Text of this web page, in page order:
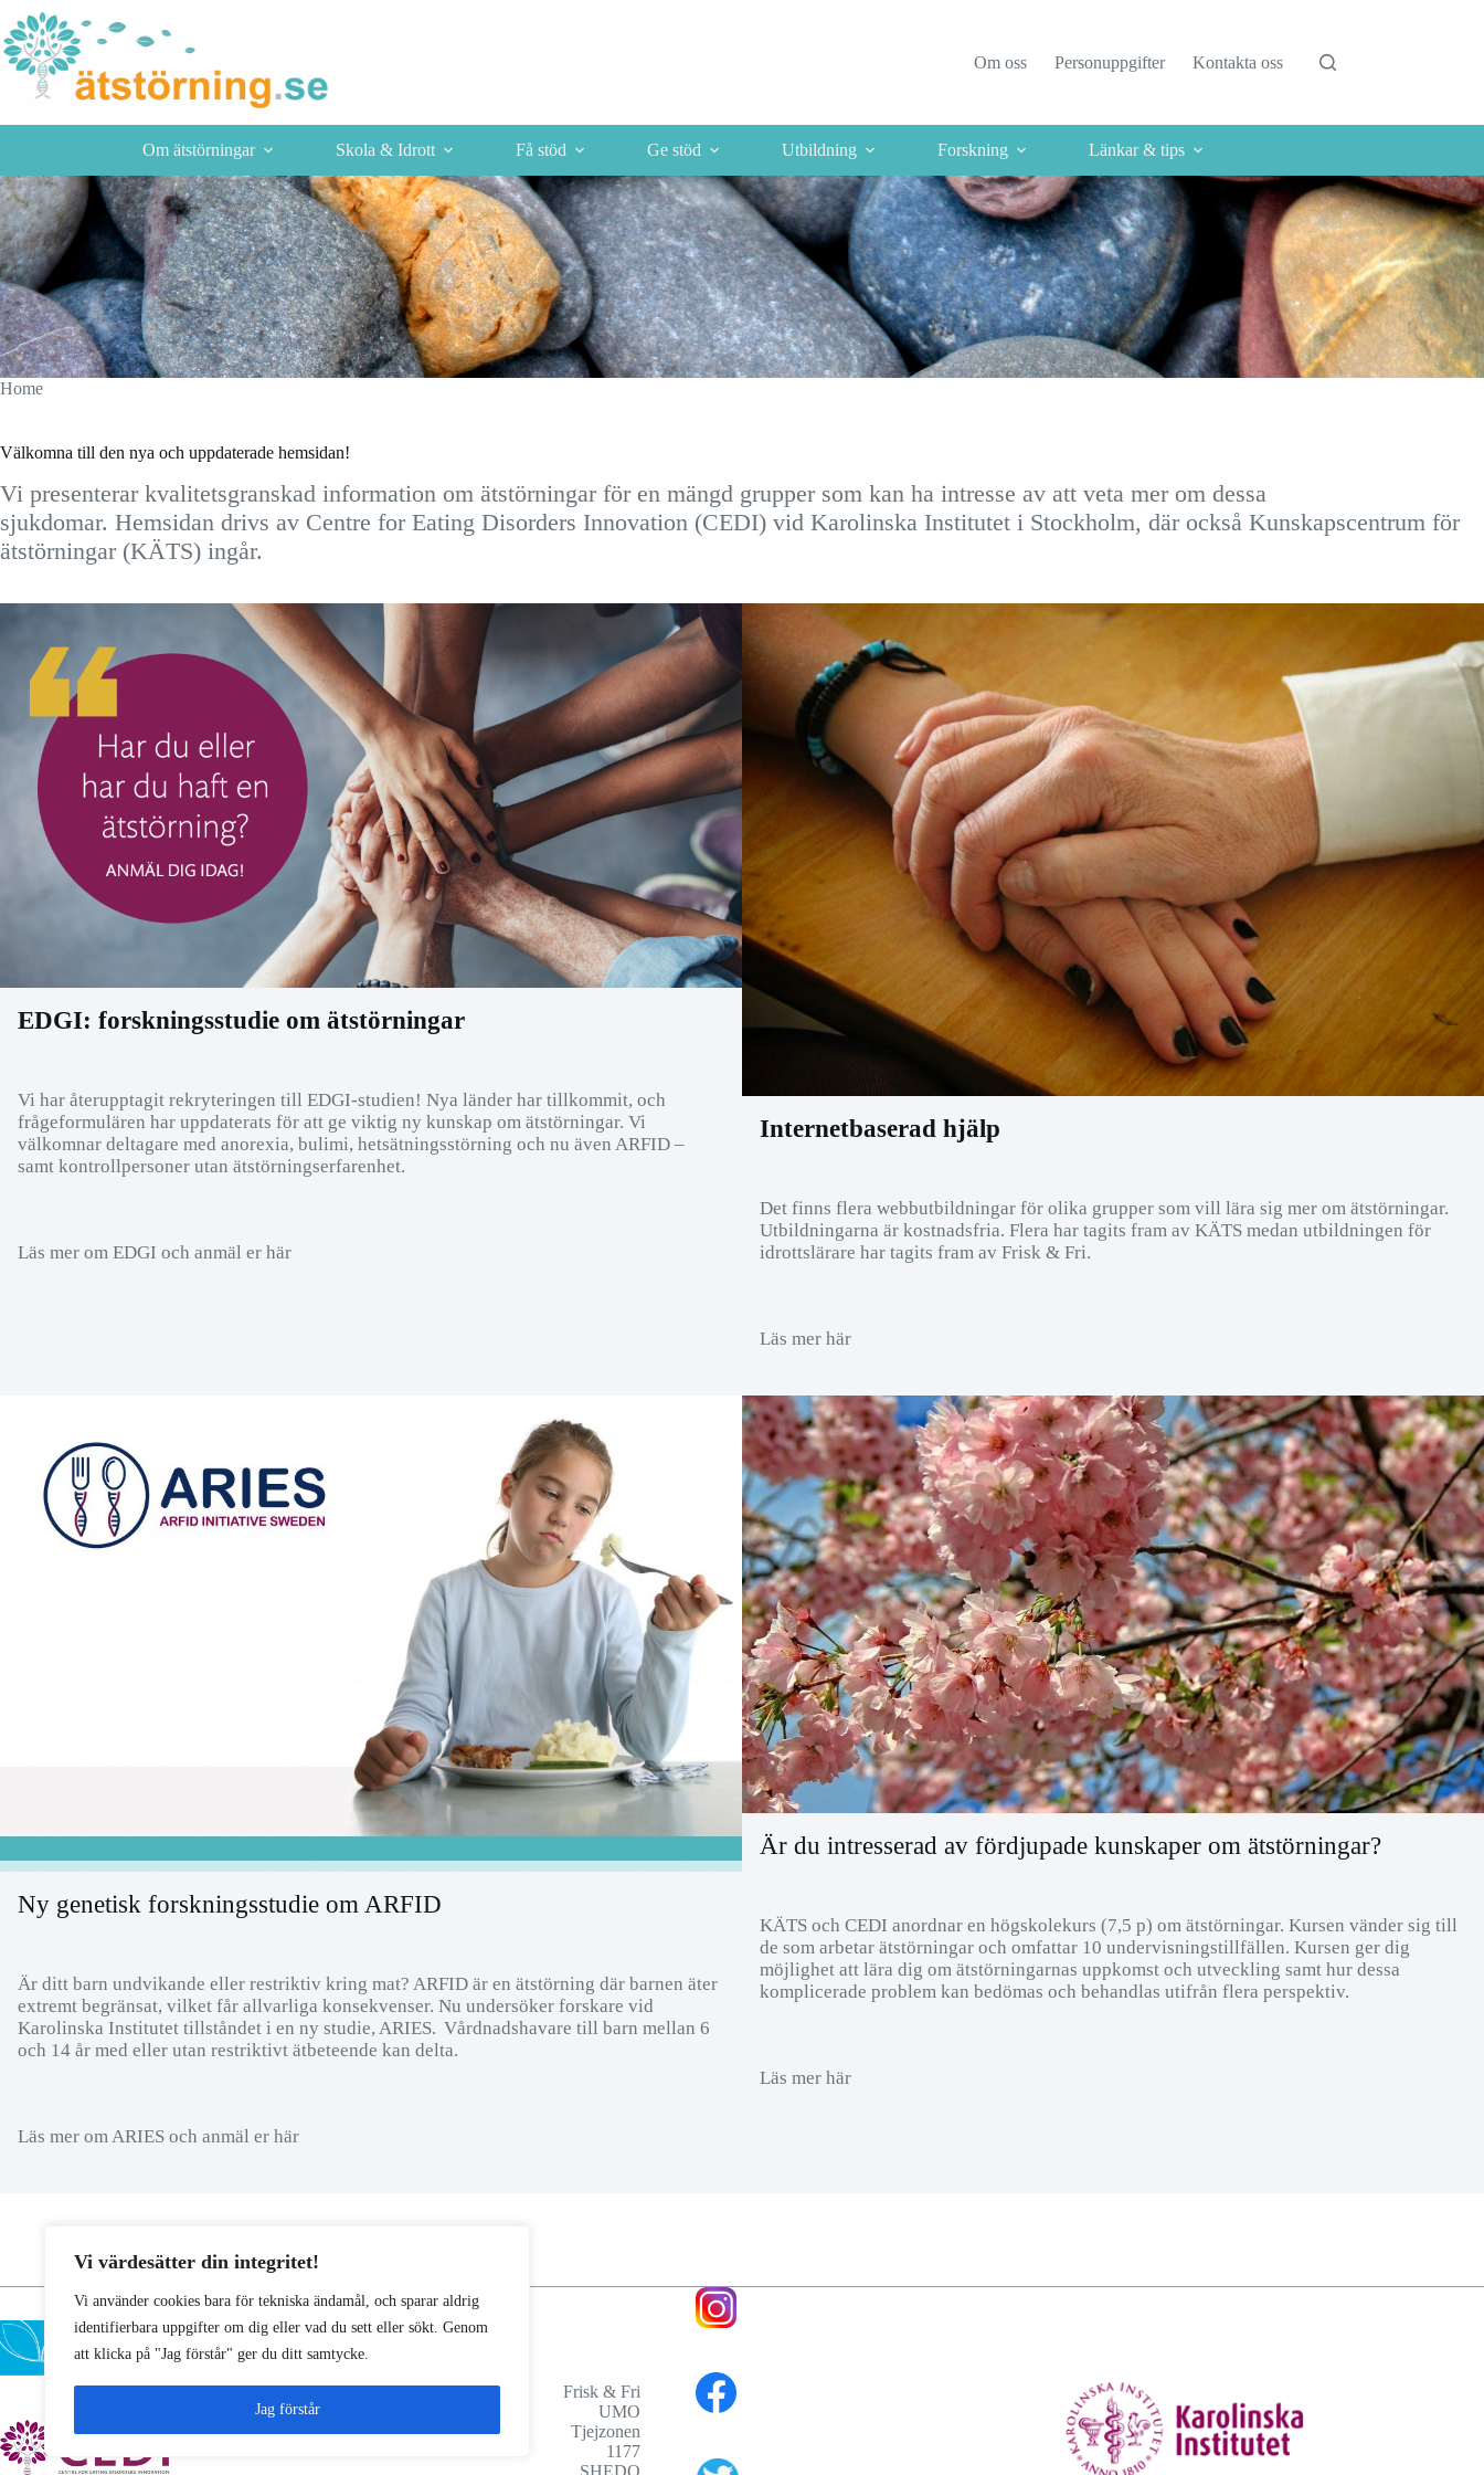
Vi värdesätter din integritet!
Vi använder cookies bara för tekniska ändamål, och sparar aldrig
identifierbara uppgifter om dig eller vad du sett eller sökt. Genom
att klicka på "Jag förstår" ger du ditt samtycke.
Jag förstår
to
content
Om oss Personuppgifter Kontakta oss
Om ätstörningar Skola & Idrott Få stöd Ge stöd Utbildning Forskning Länkar & tips
Home
Välkomna till den nya och uppdaterade hemsidan!
Vi presenterar kvalitetsgranskad information om ätstörningar för en mängd grupper som kan ha intresse av att veta mer om dessa
sjukdomar. Hemsidan drivs av Centre for Eating Disorders Innovation (CEDI) vid Karolinska Institutet i Stockholm, där också Kunskapscentrum för
ätstörningar (KÄTS) ingår.
EDGI: forskningsstudie om ätstörningar
Vi har återupptagit rekryteringen till EDGI-studien! Nya länder har tillkommit, och
frågeformulären har uppdaterats för att ge viktig ny kunskap om ätstörningar. Vi
välkomnar deltagare med anorexia, bulimi, hetsätningsstörning och nu även ARFID –
samt kontrollpersoner utan ätstörningserfarenhet.
Läs mer om EDGI och anmäl er här
Internetbaserad hjälp
Det finns flera webbutbildningar för olika grupper som vill lära sig mer om ätstörningar.
Utbildningarna är kostnadsfria. Flera har tagits fram av KÄTS medan utbildningen för
idrottslärare har tagits fram av Frisk & Fri.
Läs mer här
Ny genetisk forskningsstudie om ARFID
Är ditt barn undvikande eller restriktiv kring mat? ARFID är en ätstörning där barnen äter
extremt begränsat, vilket får allvarliga konsekvenser. Nu undersöker forskare vid
Karolinska Institutet tillståndet i en ny studie, ARIES. Vårdnadshavare till barn mellan 6
och 14 år med eller utan restriktivt ätbeteende kan delta.
Läs mer om ARIES och anmäl er här
Är du intresserad av fördjupade kunskaper om ätstörningar?
KÄTS och CEDI anordnar en högskolekurs (7,5 p) om ätstörningar. Kursen vänder sig till
de som arbetar ätstörningar och omfattar 10 undervisningstillfällen. Kursen ger dig
möjlighet att lära dig om ätstörningarnas uppkomst och utveckling samt hur dessa
komplicerade problem kan bedömas och behandlas utifrån flera perspektiv.
Läs mer här
Frisk & Fri
UMO
Tjejzonen
1177